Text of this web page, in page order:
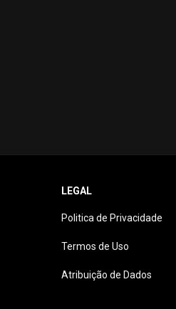
LEGAL
Politica de Privacidade
Termos de Uso
Atribuição de Dados